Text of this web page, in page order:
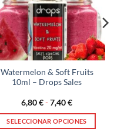
Watermelon & Soft Fruits
10ml – Drops Sales
6,80€-7,40€Rango
precios:
desde
SELECCIONAR OPCIONES